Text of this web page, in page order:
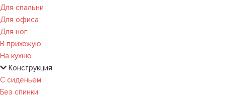
Для спальни
Для офиса
Для ног
В прихожую
На кухню
Конструкция
С сиденьем
Без спинки